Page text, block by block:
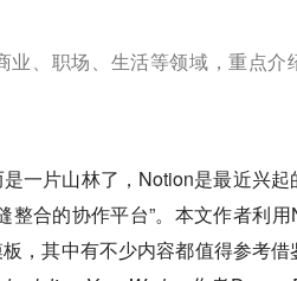
、职场、生活等领域，重点介
一片山林了，Notion是最近兴起
合的协作平台”。本文作者利
，其中有不少内容都值得参考借